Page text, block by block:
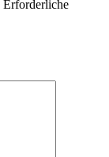
Erforderliche